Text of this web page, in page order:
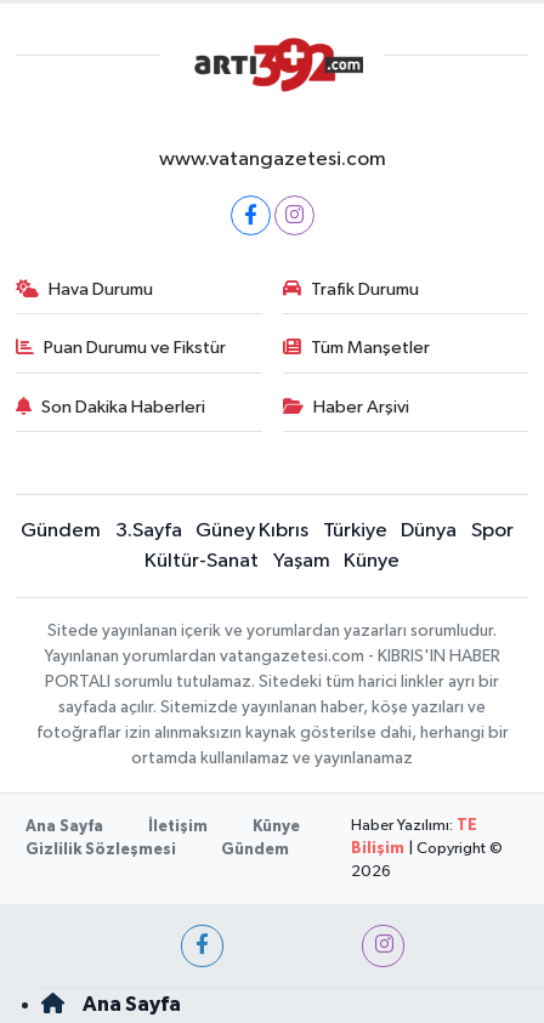
www.vatangazetesi.com
Hava Durumu Trafik Durumu
Puan Durumu ve Fikstür Tüm Manşetler
Son Dakika Haberleri Haber Arşivi
Gündem 3.Sayfa Güney Kıbrıs Türkiye Dünya
Spor
Kültür-Sanat
Yaşam Künye
Sitede yayınlanan içerik ve yorumlardan yazarları sorumludur.
Yayınlanan yorumlardan vatangazetesi.com - KIBRIS'IN HABER
PORTALI sorumlu tutulamaz. Sitedeki tüm harici linkler ayrı bir
sayfada açılır. Sitemizde yayınlanan haber, köşe yazıları ve
fotoğraflar izin alınmaksızın kaynak gösterilse dahi, herhangi bir
ortamda kullanılamaz ve yayınlanamaz
Ana Sayfa İletişim
Künye
Gizlilik Sözleşmesi
Gündem
Haber Yazılımı: TE
Bilişim | Copyright ©
2026
Ana Sayfa